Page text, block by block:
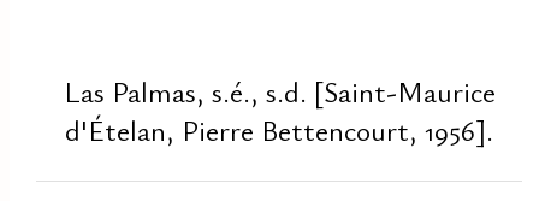
Las Palmas, s.é., s.d. [Saint-Maurice
d'Ételan, Pierre Bettencourt, 1956].